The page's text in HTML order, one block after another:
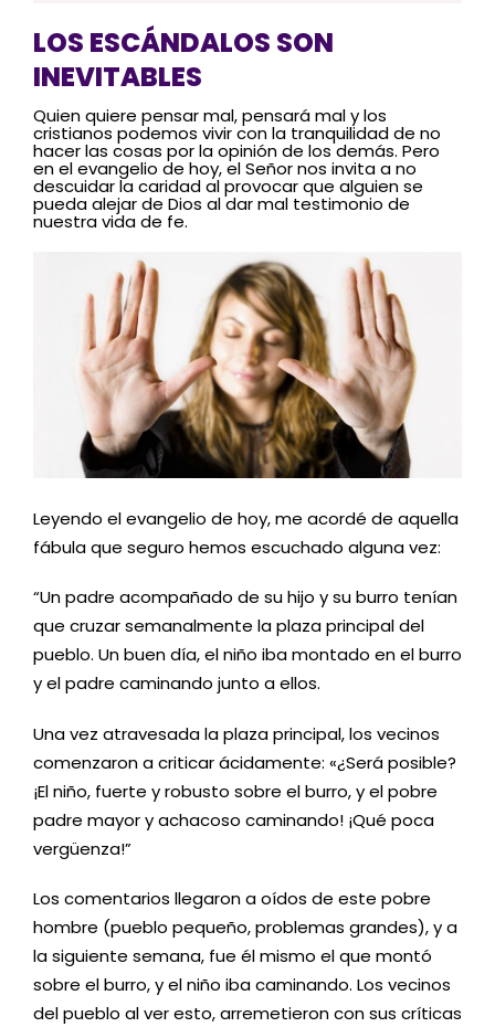
LOS ESCÁNDALOS SON
INEVITABLES
Quien quiere pensar mal, pensará mal y los
cristianos podemos vivir con la tranquilidad de no
hacer las cosas por la opinión de los demás. Pero
en el evangelio de hoy, el Señor nos invita a no
descuidar la caridad al provocar que alguien se
pueda alejar de Dios al dar mal testimonio de
nuestra vida de fe.
Leyendo el evangelio de hoy, me acordé de aquella
fábula que seguro hemos escuchado alguna vez:
“Un padre acompañado de su hijo y su burro tenían
que cruzar semanalmente la plaza principal del
pueblo. Un buen día, el niño iba montado en el burro
y el padre caminando junto a ellos.
Una vez atravesada la plaza principal, los vecinos
comenzaron a criticar ácidamente: «¿Será posible?
¡El niño, fuerte y robusto sobre el burro, y el pobre
padre mayor y achacoso caminando! ¡Qué poca
vergüenza!”
Los comentarios llegaron a oídos de este pobre
hombre (pueblo pequeño, problemas grandes), y a
la siguiente semana, fue él mismo el que montó
sobre el burro, y el niño iba caminando. Los vecinos
del pueblo al ver esto, arremetieron con sus críticas